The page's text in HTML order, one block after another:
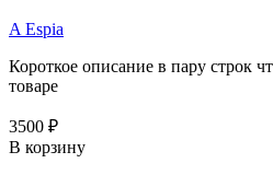
A Espia
Короткое описание в пару строк
товаре
3500 ₽
В корзину